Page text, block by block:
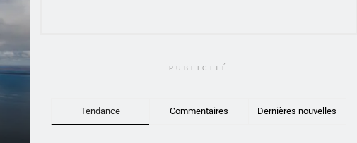
PUBLICITÉ
Tendance Commentaires Dernières nouvelles